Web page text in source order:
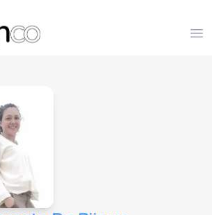
de Salons, Evénements et